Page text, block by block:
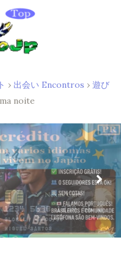
› 出会い Encontros › 遊び
noite